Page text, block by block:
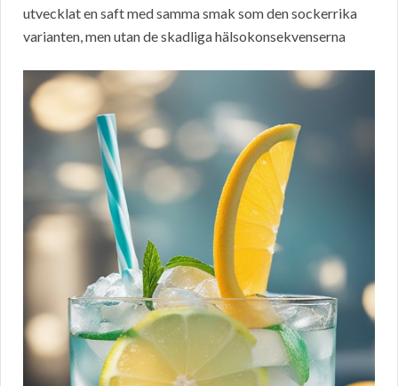
utvecklat en saft med samma smak som den sockerrika
varianten, men utan de skadliga hälsokonsekvenserna